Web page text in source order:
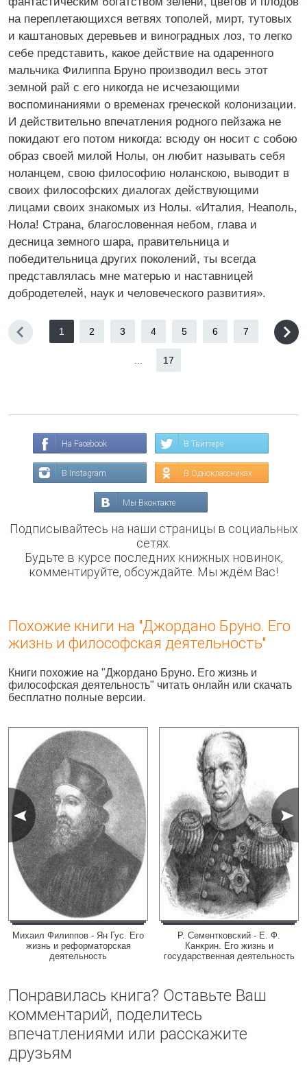
на переплетающихся ветвях тополей, мирт, тутовых
и каштановых деревьев и виноградных лоз, то легко
себе представить, какое действие на одаренного
мальчика Филиппа Бруно производил весь этот
земной рай с его никогда не исчезающими
воспоминаниями о временах греческой колонизации.
И действительно впечатления родного пейзажа не
покидают его потом никогда: всюду он носит с собою
образ своей милой Нолы, он любит называть себя
ноланцем, свою философию ноланскою, выводит в
своих философских диалогах действующими
лицами своих знакомых из Нолы. «Италия, Неаполь,
Нола! Страна, благословенная небом, глава и
десница земного шара, правительница и
победительница других поколений, ты всегда
представлялась мне матерью и наставницей
добродетелей, наук и человеческого развития».
1 2 3 4 5 6 7
17
На Facebook В Твиттере
В Instagram В Одноклассниках
Мы Вконтакте
Подписывайтесь на наши страницы в социальных
сетях.
Будьте в курсе последних книжных новинок,
комментируйте, обсуждайте. Мы ждём Вас!
Похожие книги на "Джордано Бруно. Его
жизнь и философская деятельность"
Книги похожие на "Джордано Бруно. Его жизнь и
философская деятельность" читать онлайн или скачать
бесплатно полные версии.
Михаил Филиппов - Ян Гус. Его
жизнь и реформаторская
деятельность
Р. Сементковский - Е. Ф.
Канкрин. Его жизнь и
государственная деятельность
Понравилась книга? Оставьте Ваш
комментарий, поделитесь
впечатлениями или расскажите
друзьям